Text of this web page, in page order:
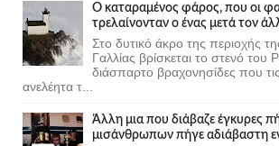
Ο καταραμένος φάρος, που οι
τρελαίνονταν ο ένας μετά τον
Στο δυτικό άκρο της περιοχής
Γαλλίας βρίσκεται το στενό του
διάσπαρτο βραχονησίδες που
ανελέητα τ...
Άλλη μια που διάβαζε έγκυρες
μισάνθρωπων πήγε αδιάβαστη